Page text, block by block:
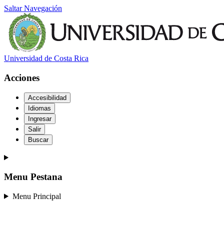
Saltar Navegación
Universidad de Costa Rica
Acciones
Accesibilidad
Idiomas
Ingresar
Salir
Buscar
Menu Pestana
Menu Principal